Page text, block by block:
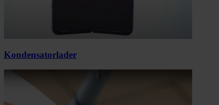
Kondensatorlader